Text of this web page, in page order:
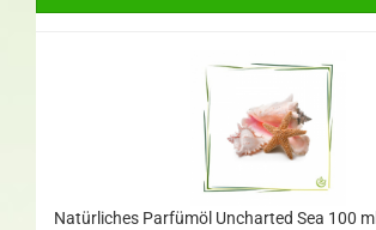
Natürliches Parfümöl Uncharted Sea 100 ml